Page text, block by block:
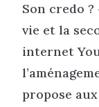
Son credo ?
vie et la
internet
propose